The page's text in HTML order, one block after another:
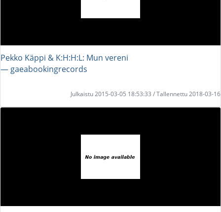
Pekko Käppi & K:H:H:L: Mun vereni
― gaeabookingrecords
Julkaistu 2015-03-05 18:53:33 / Tallennettu 2018-03-16